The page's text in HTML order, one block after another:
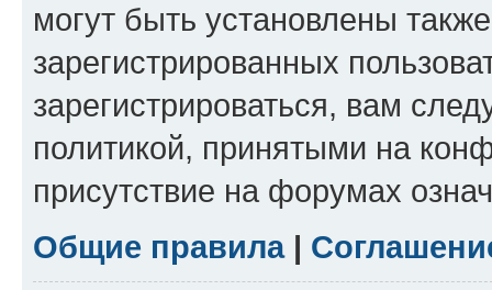
могут быть установлены
зарегистрированных
зарегистрироваться, вам
политикой, принятыми на
присутствие на форумах
Общие правила|